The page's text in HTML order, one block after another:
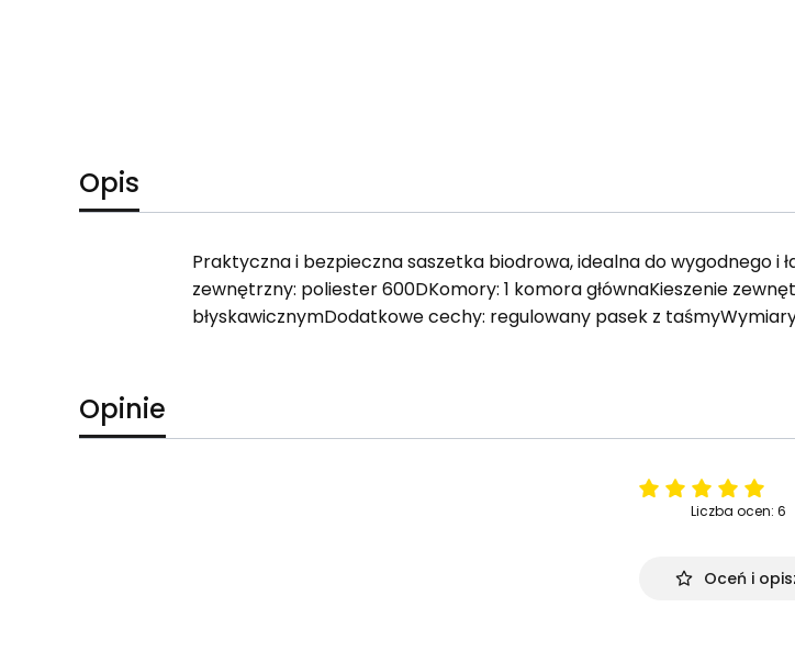
Opis
Praktyczna i bezpieczna saszetka biodrowa, idealna do wygodnego i
zewnętrzny: poliester 600DKomory: 1 komora głównaKieszenie
błyskawicznymDodatkowe cechy: regulowany pasek z
Opinie
Liczba ocen: 6
Oceń i